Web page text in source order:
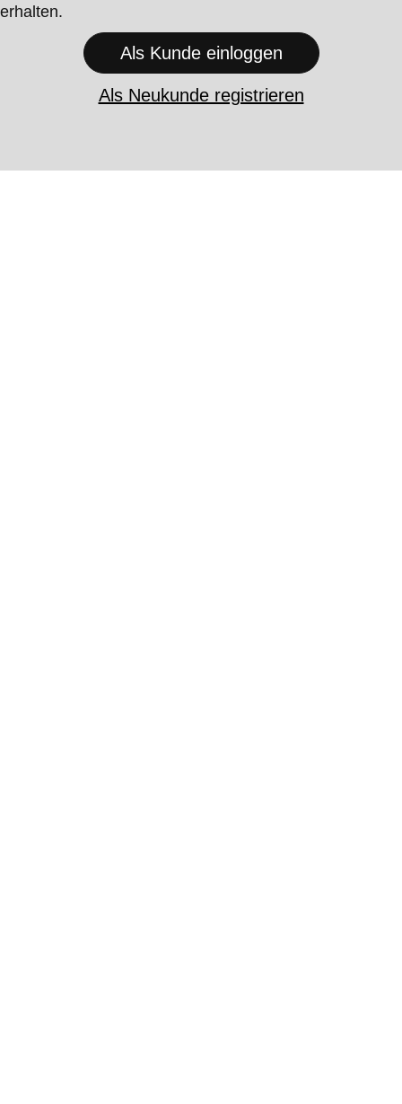
erhalten.
Als Kunde einloggen
Als Neukunde registrieren